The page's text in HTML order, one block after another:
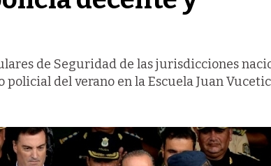
de Seguridad de las jurisdicciones
del verano en la Escuela Juan